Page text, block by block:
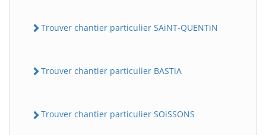
Trouver chantier particulier SAiNT-QUENTiN
Trouver chantier particulier BASTiA
Trouver chantier particulier SOiSSONS